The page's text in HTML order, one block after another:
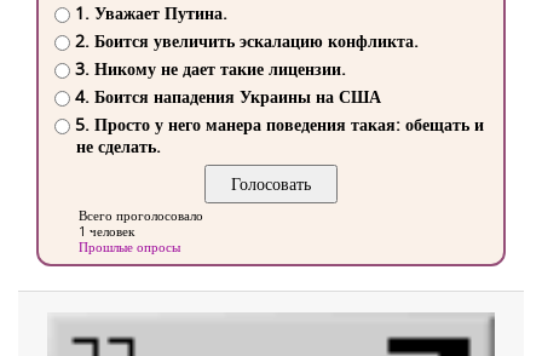
1. Уважает Путина.
2. Боится увеличить эскалацию конфликта.
3. Никому не дает такие лицензии.
4. Боится нападения Украины на США
5. Просто у него манера поведения такая: обещать и
не сделать.
Всего проголосовало
1 человек
Прошлые опросы